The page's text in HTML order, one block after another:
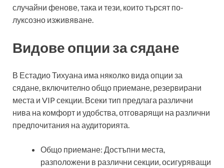
случайни фенове, така и тези, които търсят по-
луксозно изживяване.
Видове опции за сядане
В Естадио Тихуана има няколко вида опции за
сядане, включително общо приемане, резервирани
места и VIP секции. Всеки тип предлага различни
нива на комфорт и удобства, отговарящи на различни
предпочитания на аудиторията.
Общо приемане: Достъпни места,
разположени в различни секции, осигуряващи